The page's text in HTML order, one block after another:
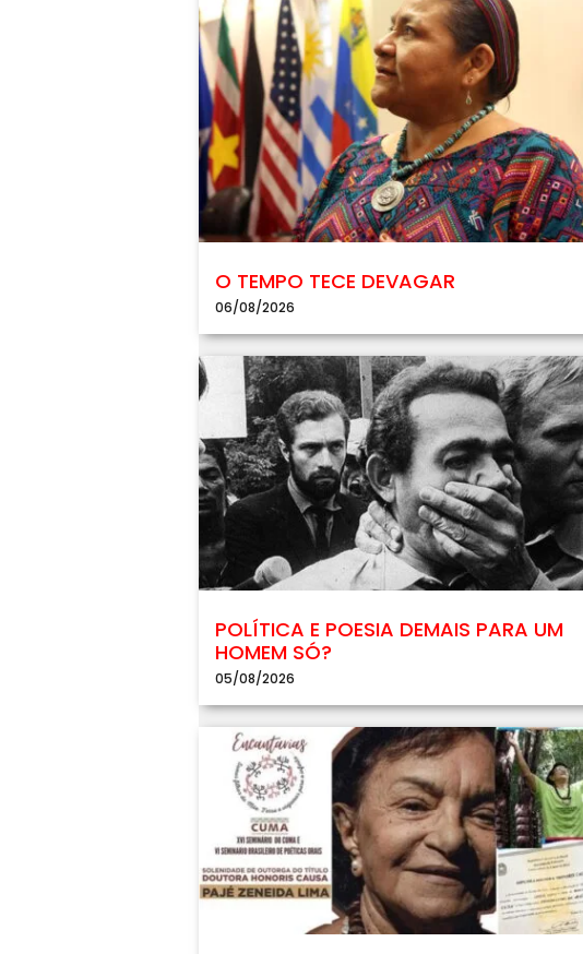
O TEMPO TECE DEVAGAR
06/08/2026
POLÍTICA E POESIA DEMAIS PARA UM
HOMEM SÓ?
05/08/2026